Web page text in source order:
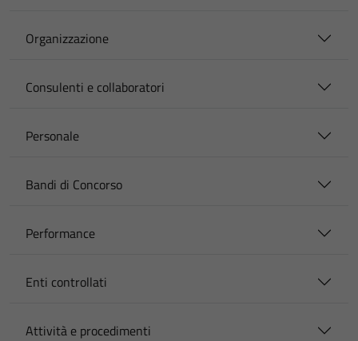
Organizzazione
Consulenti e collaboratori
Personale
Bandi di Concorso
Performance
Enti controllati
Attività e procedimenti